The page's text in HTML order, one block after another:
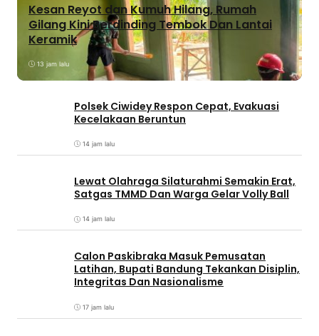
Kesan Reyot dan Kumuh Hilang, Rumah
Gilang Kini Berdinding Tembok Dan Lantai
Keramik
13 jam lalu
Polsek Ciwidey Respon Cepat, Evakuasi
Kecelakaan Beruntun
14 jam lalu
Lewat Olahraga Silaturahmi Semakin Erat,
Satgas TMMD Dan Warga Gelar Volly Ball
14 jam lalu
Calon Paskibraka Masuk Pemusatan
Latihan, Bupati Bandung Tekankan Disiplin,
Integritas Dan Nasionalisme
17 jam lalu